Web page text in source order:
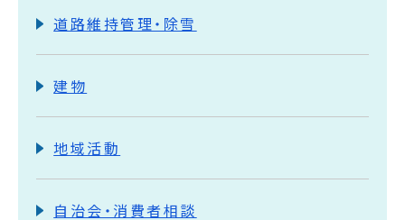
道路維持管理・除雪
建物
地域活動
自治会・消費者相談